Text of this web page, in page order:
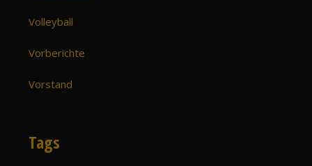
Volleyball
Vorberichte
Vorstand
Tags